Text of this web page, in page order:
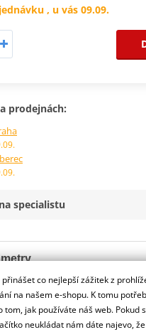
, u vás 09.09.
prodejnách:
specialistu
PUIG
UP&DOWN ER6N 12'C/
co nejlepší zážitek z
na našem e-shopu. K tomu
tom, jak používáte náš web. Pokud
neukládat nám dáte najevo,